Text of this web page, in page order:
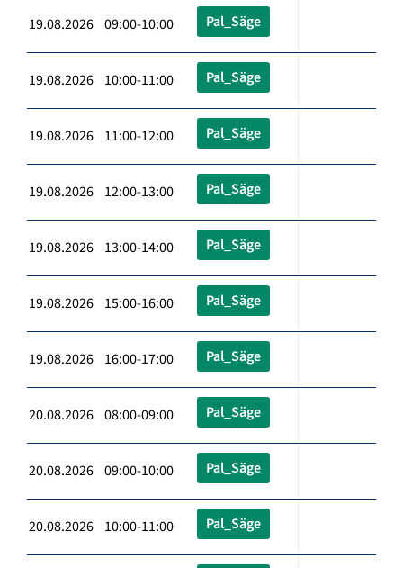
19.08.2026 09:00-10:00 Pal_Säge
19.08.2026 10:00-11:00 Pal_Säge
19.08.2026 11:00-12:00 Pal_Säge
19.08.2026 12:00-13:00 Pal_Säge
19.08.2026 13:00-14:00 Pal_Säge
19.08.2026 15:00-16:00 Pal_Säge
19.08.2026 16:00-17:00 Pal_Säge
20.08.2026 08:00-09:00 Pal_Säge
20.08.2026 09:00-10:00 Pal_Säge
20.08.2026 10:00-11:00 Pal_Säge